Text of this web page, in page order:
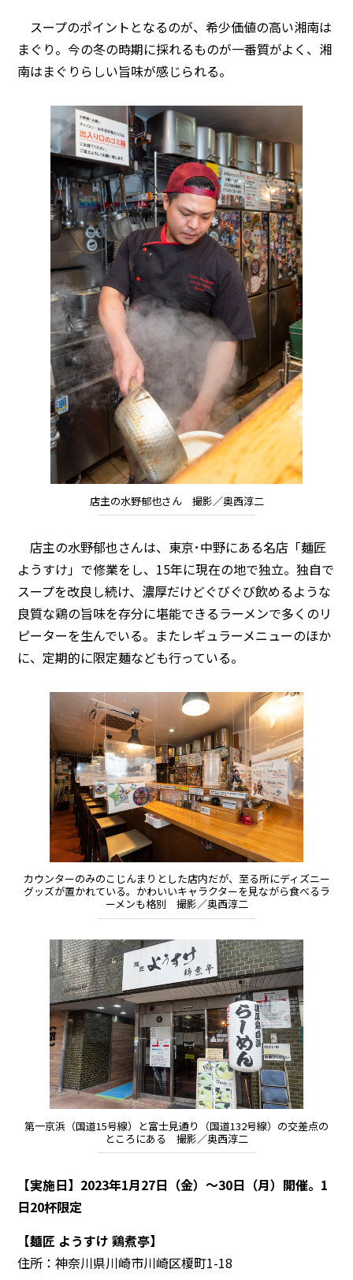
スープのポイントとなるのが、希少価値の高い湘南は
まぐり。今の冬の時期に採れるものが一番質がよく、湘
南はまぐりらしい旨味が感じられる。
店主の水野郁也さん 撮影／奥西淳二
店主の水野郁也さんは、東京･中野にある名店「麺匠
ようすけ」で修業をし、15年に現在の地で独立。独自で
スープを改良し続け、濃厚だけどぐびぐび飲めるような
良質な鶏の旨味を存分に堪能できるラーメンで多くのリ
ピーターを生んでいる。またレギュラーメニューのほか
に、定期的に限定麺なども行っている。
カウンターのみのこじんまりとした店内だが、至る所にディズニー
グッズが置かれている。かわいいキャラクターを見ながら食べるラ
ーメンも格別 撮影／奥西淳二
第一京浜（国道15号線）と富士見通り（国道132号線）の交差点の
ところにある 撮影／奥西淳二
【実施日】2023年1月27日（金）～30日（月）開催。1
日20杯限定
【麺匠 ようすけ 鶏煮亭】
住所：神奈川県川崎市川崎区榎町1-18